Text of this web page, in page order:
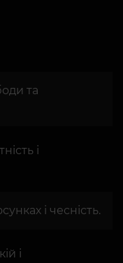
та
і
і чесність.
і